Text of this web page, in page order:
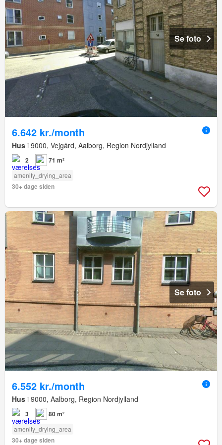
Se foto
6.642 kr./month
Hus i 9000, Vejgård, Aalborg, Region Nordjylland
2 71 m²
amenity_drying_area
30+ dage siden
Se foto
6.552 kr./month
Hus i 9000, Aalborg, Region Nordjylland
3 80 m²
amenity_drying_area
30+ dage siden